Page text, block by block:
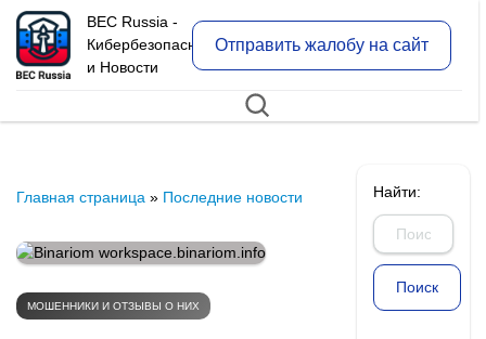
BEC Russia -
Кибербезопасность
и Новости
Отправить жалобу на сайт
Главная страница » Последние новости
МОШЕННИКИ И ОТЗЫВЫ О НИХ
Найти: